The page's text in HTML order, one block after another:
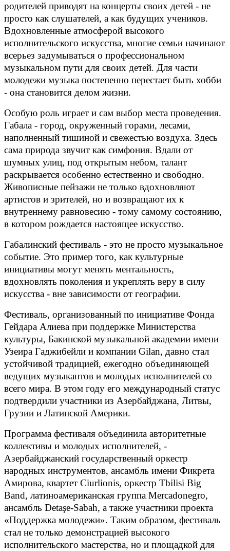
родителей приводят на концерты своих детей - не
просто как слушателей, а как будущих учеников.
Вдохновленные атмосферой высокого
исполнительского искусства, многие семьи начинают
всерьез задумываться о профессиональном
музыкальном пути для своих детей. Для части
молодежи музыка постепенно перестает быть хобби
- она становится делом жизни.
Особую роль играет и сам выбор места проведения.
Габала - город, окруженный горами, лесами,
наполненный тишиной и свежестью воздуха. Здесь
сама природа звучит как симфония. Вдали от
шумных улиц, под открытым небом, талант
раскрывается особенно естественно и свободно.
Живописные пейзажи не только вдохновляют
артистов и зрителей, но и возвращают их к
внутреннему равновесию - тому самому состоянию,
в котором рождается настоящее искусство.
Габалинский фестиваль - это не просто музыкальное
событие. Это пример того, как культурные
инициативы могут менять ментальность,
вдохновлять поколения и укреплять веру в силу
искусства - вне зависимости от географии.
Фестиваль, организованный по инициативе Фонда
Гейдара Алиева при поддержке Министерства
культуры, Бакинской музыкальной академии имени
Узеира Гаджибейли и компании Gilan, давно стал
устойчивой традицией, ежегодно объединяющей
ведущих музыкантов и молодых исполнителей со
всего мира. В этом году его международный статус
подтвердили участники из Азербайджана, Литвы,
Грузии и Латинской Америки.
Программа фестиваля объединила авторитетные
коллективы и молодых исполнителей, -
Азербайджанский государственный оркестр
народных инструментов, ансамбль имени Фикрета
Амирова, квартет Ciurlionis, оркестр Tbilisi Big
Band, латиноамериканская группа Mercadonegro,
ансамбль Detaşe-Sabah, а также участники проекта
«Поддержка молодежи». Таким образом, фестиваль
стал не только демонстрацией высокого
исполнительского мастерства, но и площадкой для